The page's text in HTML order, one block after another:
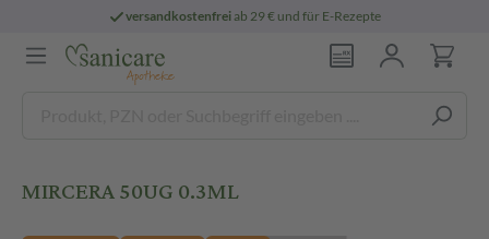
versandkostenfreiab 29 € und für E-Rezepte
MIRCERA 50UG 0.3ML